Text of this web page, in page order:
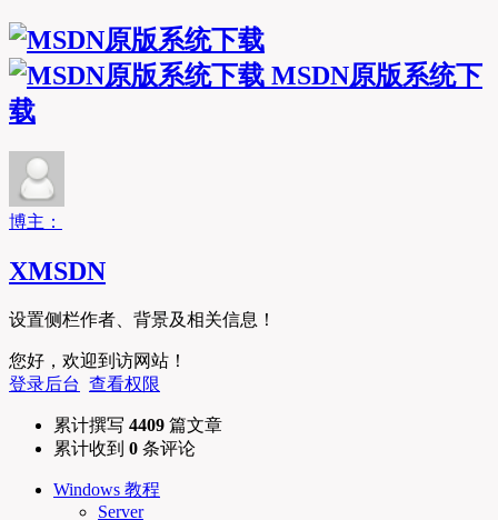
MSDN原版系统下
载
博主：
XMSDN
设置侧栏作者、背景及相关信息！
您好，欢迎到访网站！
登录后台 查看权限
累计撰写 4409 篇文章
累计收到 0 条评论
Windows 教程
Server